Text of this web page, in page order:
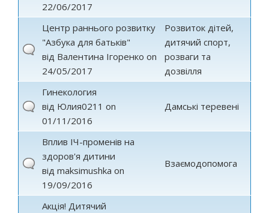
22/06/2017
Центр раннього розвитку
"Азбука для батьків"
від Валентина Ігоренко on
24/05/2017
Розвиток дітей,
дитячий спорт,
розваги та
дозвілля
Гинекология
від Юлия0211 on
01/11/2016
Дамські теревені
Вплив ІЧ-променів на
здоров'я дитини
від maksimushka on
19/09/2016
Взаємодопомога
Акція! Дитячий